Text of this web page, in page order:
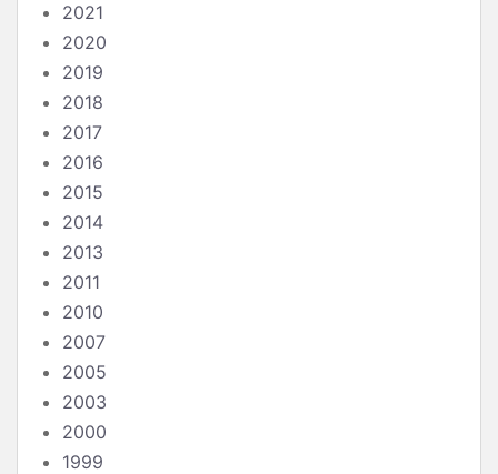
2021
2020
2019
2018
2017
2016
2015
2014
2013
2011
2010
2007
2005
2003
2000
1999